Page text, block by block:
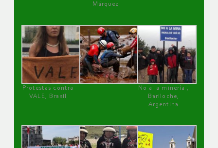
Márquez
Protestas contra
VALE, Brasil
No a la minería ,
Bariloche,
Argentina